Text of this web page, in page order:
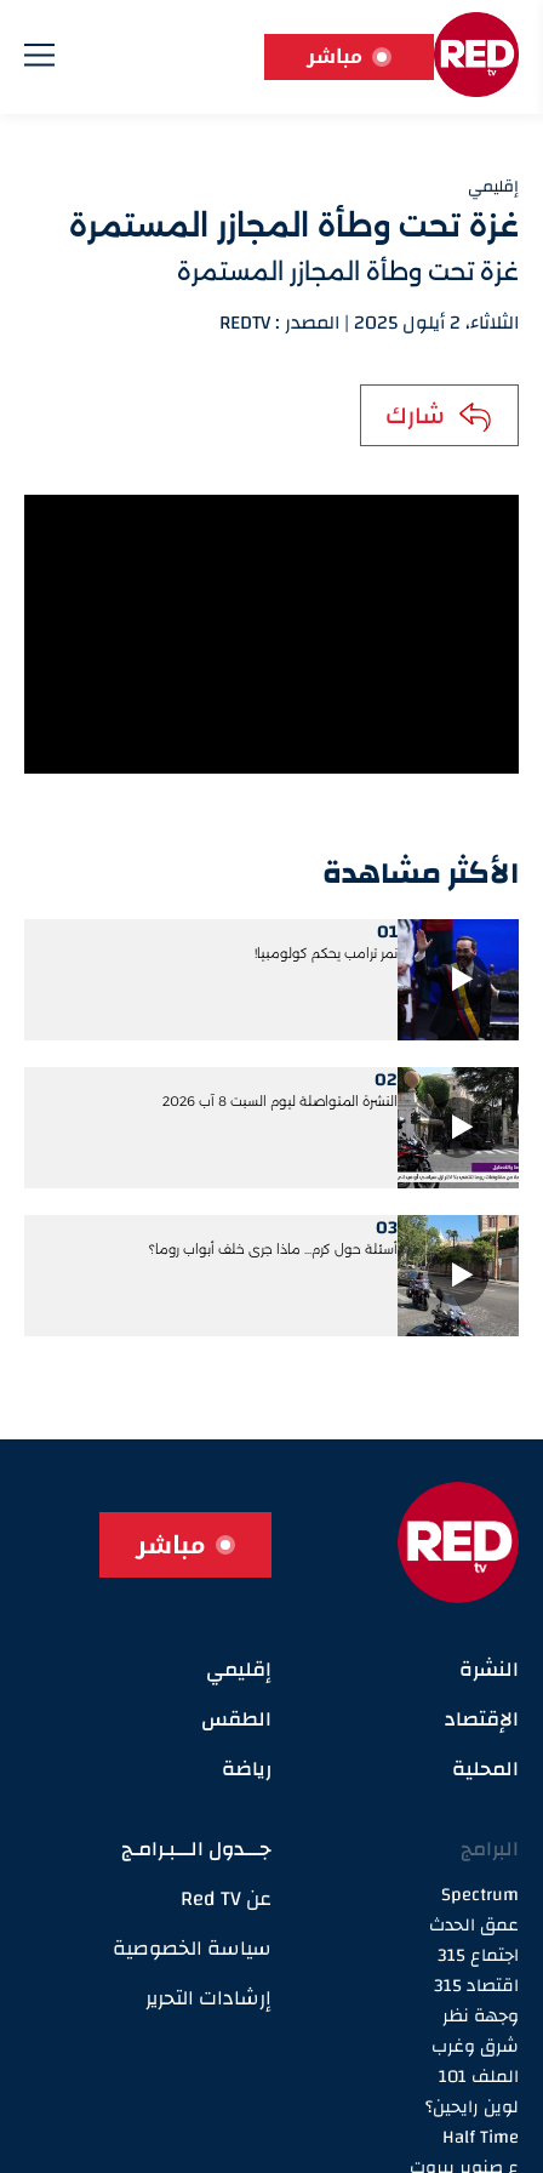
مباشر
إقليمي
غزة تحت وطأة المجازر المستمرة
غزة تحت وطأة المجازر المستمرة
الثلاثاء، 2 أيلول 2025 | المصدر : REDTV
شارك
الأكثر مشاهدة
01
نمر ترامب يحكم كولومبيا!
02
النشرة المتواصلة ليوم السبت 8 آب 2026
03
أسئلة حول كرم... ماذا جرى خلف أبواب روما؟
مباشر
النشرة
الإقتصاد
المحلية
إقليمي
الطقس
رياضة
البرامج
Spectrum
عمق الحدث
اجتماع 315
اقتصاد 315
وجهة نظر
شرق وغرب
الملف 101
لوين رايحين؟
Half Time
جـــدول الـــبـرامـج
عن Red TV
سياسة الخصوصية
إرشادات التحرير